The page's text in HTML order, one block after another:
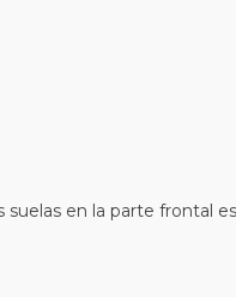
suelas en la parte frontal